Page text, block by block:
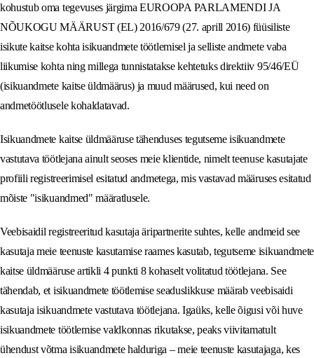
kohustub oma tegevuses järgima EUROOPA PARLAMENDI JA
NÕUKOGU MÄÄRUST (EL) 2016/679 (27. aprill 2016) füüsiliste
isikute kaitse kohta isikuandmete töötlemisel ja selliste andmete vaba
liikumise kohta ning millega tunnistatakse kehtetuks direktiiv 95/46/EÜ
(isikuandmete kaitse üldmäärus) ja muud määrused, kui need on
andmetöötlusele kohaldatavad.
Isikuandmete kaitse üldmääruse tähenduses tegutseme isikuandmete
vastutava töötlejana ainult seoses meie klientide, nimelt teenuse kasutajate
profiili registreerimisel esitatud andmetega, mis vastavad määruses esitatud
mõiste "isikuandmed" määratlusele.
Veebisaidil registreeritud kasutaja äripartnerite suhtes, kelle andmeid see
kasutaja meie teenuste kasutamise raames kasutab, tegutseme isikuandmete
kaitse üldmääruse artikli 4 punkti 8 kohaselt volitatud töötlejana. See
tähendab, et isikuandmete töötlemise seaduslikkuse määrab veebisaidi
kasutaja isikuandmete vastutava töötlejana. Igaüks, kelle õigusi või huve
isikuandmete töötlemise valdkonnas rikutakse, peaks viivitamatult
ühendust võtma isikuandmete halduriga – meie teenuste kasutajaga, kes